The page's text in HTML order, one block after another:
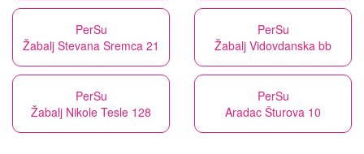
PerSu
Žabalj Stevana Sremca 21
PerSu
Žabalj Vidovdanska bb
PerSu
Žabalj Nikole Tesle 128
PerSu
Aradac Šturova 10